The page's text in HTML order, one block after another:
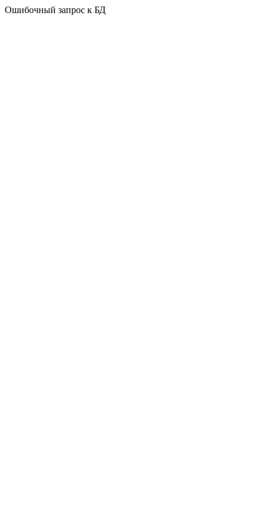
Ошибочный запрос к БД